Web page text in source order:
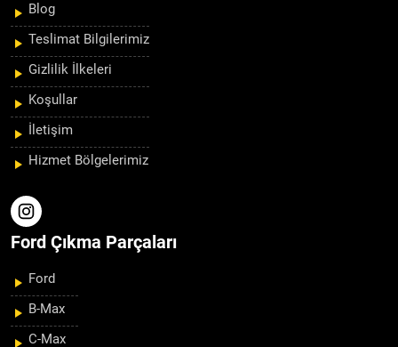
Blog
Teslimat Bilgilerimiz
Gizlilik İlkeleri
Koşullar
İletişim
Hizmet Bölgelerimiz
Ford Çıkma Parçaları
Ford
B-Max
C-Max